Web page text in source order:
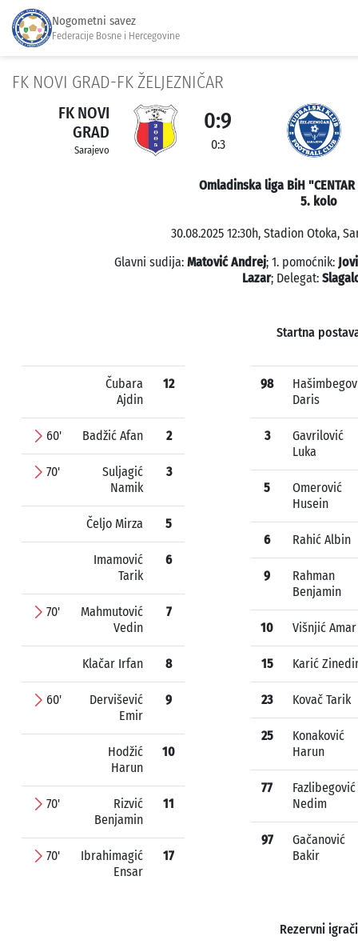
Nogometni savez
Federacije Bosne i Hercegovine
FK NOVI GRAD-FK ŽELJEZNIČAR
FK NOVI
GRAD
Sarajevo
0:9
0:3
Omladinska liga BiH
5. kolo
30.08.2025 12:30h, Stadion Otoka,
Glavni sudija: Matović Andrej; 1. pomoćnik:
Lazar; Delegat:
Startna
Čubara
Ajdin
12
60' Badžić Afan 2
70'
Suljagić
Namik
3
Čeljo Mirza 5
Imamović
Tarik
6
70'
Mahmutović
Vedin
7
Klačar Irfan 8
60'
Dervišević
Emir
9
Hodžić
Harun
10
70'
Rizvić
Benjamin
11
70'
Ibrahimagić
Ensar
17
98
Daris
3
Gavrilović
Luka
5
Omerović
Husein
6 Rahić Albin
9
Rahman
Benjamin
10 Višnjić Amar
15 Karić
23 Kovač Tarik
25
Konaković
Harun
77
Fazlibegović
Nedim
97
Gačanović
Bakir
Rezervni igrači